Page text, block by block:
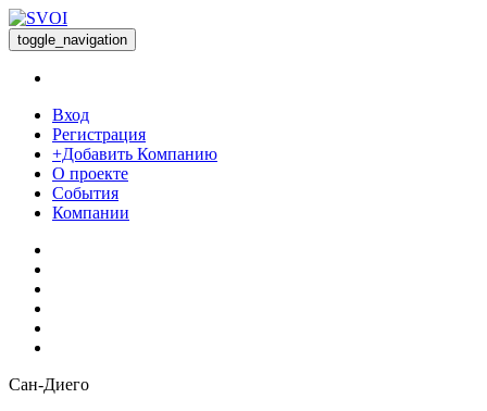
toggle_navigation
Вход
Регистрация
+Добавить Компанию
О проекте
События
Компании
Сан-Диего